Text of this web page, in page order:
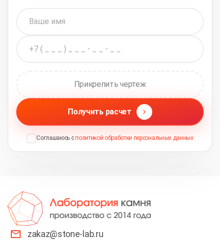
Прикрепить чертеж
Получить расчет
Соглашаюсь сполитикой обработки персональных данных
zakaz@stone-lab.ru